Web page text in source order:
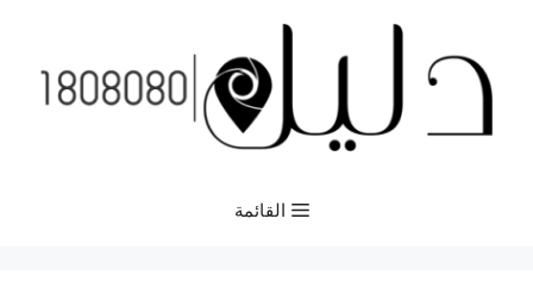
المحتوى
القائمة